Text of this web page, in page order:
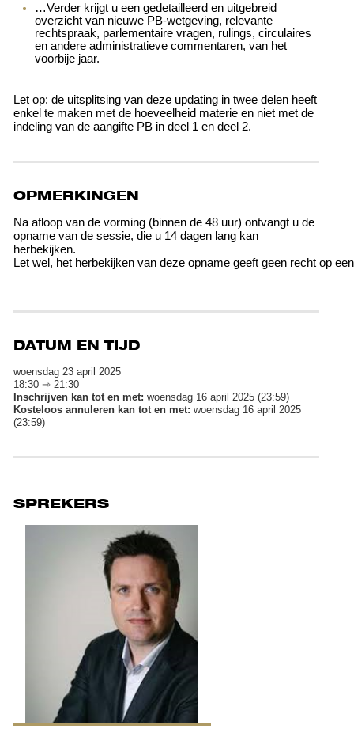
…Verder krijgt u een gedetailleerd en uitgebreid
overzicht van nieuwe PB-wetgeving, relevante
rechtspraak, parlementaire vragen, rulings, circulaires
en andere administratieve commentaren, van het
voorbije jaar.
Let op: de uitsplitsing van deze updating in twee delen heeft
enkel te maken met de hoeveelheid materie en niet met de
indeling van de aangifte PB in deel 1 en deel 2.
OPMERKINGEN
Na afloop van de vorming (binnen de 48 uur) ontvangt u de
opname van de sessie, die u 14 dagen lang kan
herbekijken.
Let wel, het herbekijken van deze opname geeft geen recht op
DATUM EN TIJD
woensdag 23 april 2025
18:30 ⇾ 21:30
Inschrijven kan tot en met: woensdag 16 april 2025 (23:59)
Kosteloos annuleren kan tot en met: woensdag 16 april 2025
(23:59)
SPREKERS